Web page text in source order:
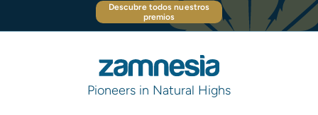
Descubre todos nuestros
premios
Pioneers in Natural Highs